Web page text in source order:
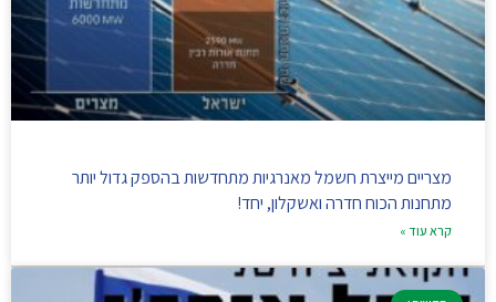
מצריים מייצרת חשמל מאנרגיות מתחדשות בהספק גדול יותר
מתחנות הכוח חדרה ואשקלון, יחד!
קרא עוד »